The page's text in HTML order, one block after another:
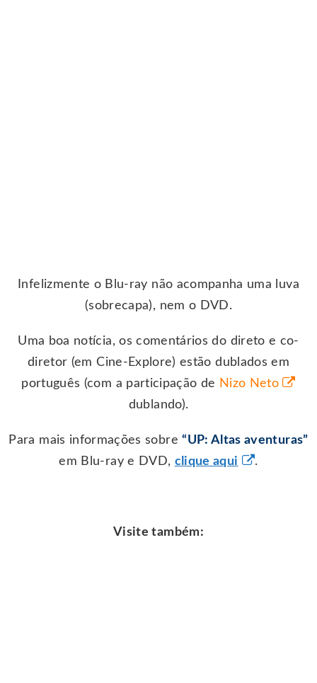
Infelizmente o Blu-ray não acompanha uma luva
(sobrecapa), nem o DVD.
Uma boa notícia, os comentários do direto e co-
diretor (em Cine-Explore) estão dublados em
português (com a participação de Nizo Neto
dublando).
Para mais informações sobre“UP: Altas aventuras”
em Blu-ray e DVD, clique aqui .
Visite também: